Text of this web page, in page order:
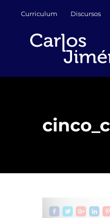
contenido
Curriculum Discursos